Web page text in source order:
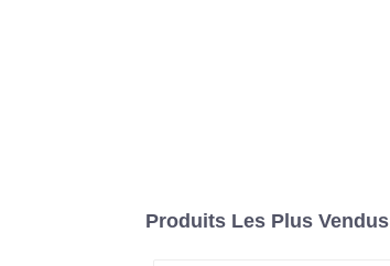
Produits Les Plus Vendus